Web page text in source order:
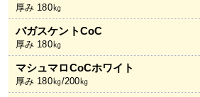
厚み 180㎏
バガスケントCoC
厚み 180㎏
マシュマロCoCホワイト
厚み 180㎏/200㎏